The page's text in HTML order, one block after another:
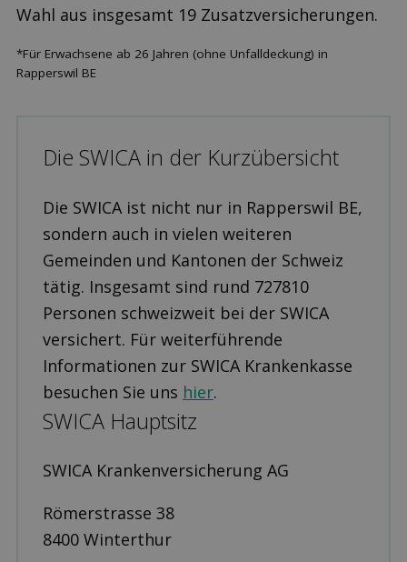
Wahl aus insgesamt 19 Zusatzversicherungen.
*Für Erwachsene ab 26 Jahren (ohne Unfalldeckung) in
Rapperswil BE
Die SWICA in der Kurzübersicht
Die SWICA ist nicht nur in Rapperswil BE,
sondern auch in vielen weiteren
Gemeinden und Kantonen der Schweiz
tätig. Insgesamt sind rund 727810
Personen schweizweit bei der SWICA
versichert. Für weiterführende
Informationen zur SWICA Krankenkasse
besuchen Sie uns hier.
SWICA Hauptsitz
SWICA Krankenversicherung AG
Römerstrasse 38
8400 Winterthur